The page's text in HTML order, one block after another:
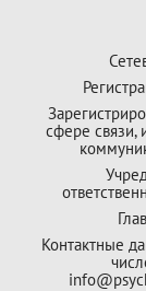
сфере связи,
Контактные